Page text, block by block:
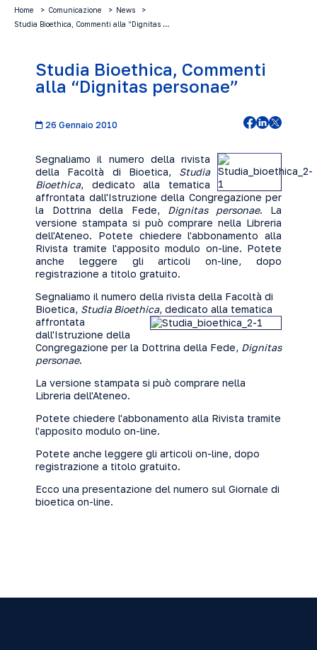
Home Comunicazione
News
Studia Bioethica, Commenti alla “Dignitas …
Studia Bioethica, Commenti
alla “Dignitas personae”
26 Gennaio 2010
Segnaliamo il numero della rivista
della Facoltà di Bioetica, Studia
Bioethica, dedicato alla tematica
affrontata dall'Istruzione della Congregazione per
la Dottrina della Fede, Dignitas personae. La
versione stampata si può comprare nella Libreria
dell'Ateneo. Potete chiederel'abbonamento alla
Rivista tramite l'apposito modulo on-line. Potete
anche leggere gli articoli on-line, dopo
registrazione a titolo gratuito.
Segnaliamo il numero della rivista della Facoltà di
Bioetica, Studia Bioethica, dedicato alla tematica
affrontata
dall'Istruzione della
Congregazione per la Dottrina della Fede, Dignitas
personae.
La versione stampata si può comprare nella
Libreria dell'Ateneo.
Potete chiedere l'abbonamento alla Rivista tramite
l'apposito modulo on-line.
Potete anche leggere gli articoli on-line, dopo
registrazione a titolo gratuito.
Ecco una presentazione del numero sul Giornale di
bioetica on-line.